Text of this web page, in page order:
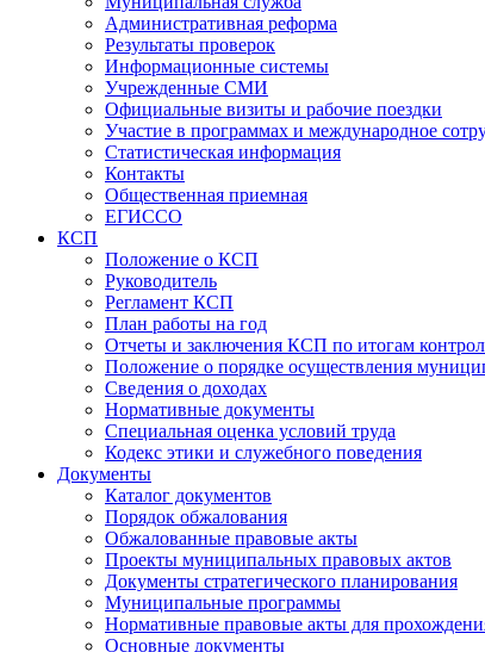
Административная реформа
Результаты проверок
Информационные системы
Учрежденные СМИ
Официальные визиты и рабочие поездки
Участие в программах и международное
Статистическая информация
Контакты
Общественная приемная
ЕГИССО
КСП
Положение о КСП
Руководитель
Регламент КСП
План работы на год
Отчеты и заключения КСП по итогам
Положение о порядке осуществления
Сведения о доходах
Нормативные документы
Специальная оценка условий труда
Кодекс этики и служебного поведения
Документы
Каталог документов
Порядок обжалования
Обжалованные правовые акты
Проекты муниципальных правовых актов
Документы стратегического планирования
Муниципальные программы
Нормативные правовые акты для
Основные документы